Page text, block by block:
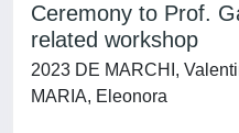
Ceremony to Prof.
related workshop
2023 DE MARCHI,
MARIA, Eleonora